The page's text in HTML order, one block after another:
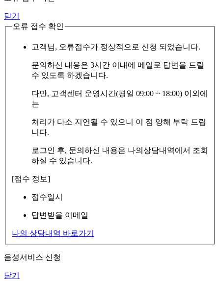
닫기
오류 접수 확인
고객님, 오류접수가 정상적으로 신청 되었습니다.
문의하신 내용은 3시간 이내에 메일로 답변을 드릴
수 있도록 하겠습니다.
다만, 고객센터 운영시간(평일 09:00 ~ 18:00) 이외에
는
처리가 다소 지연될 수 있으니 이 점 양해 부탁 드립
니다.
로그인 후, 문의하신 내용은 나의상담내역에서 조회
하실 수 있습니다.
[접수 정보]
접수일시
답변받을 이메일
나의 상담내역 바로가기
음성서비스 신청
닫기